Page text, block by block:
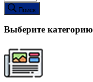
Поиск
Выберите категорию